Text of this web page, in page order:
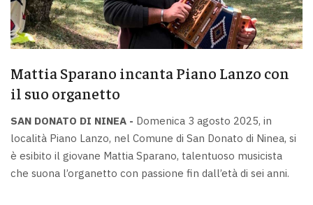
Mattia Sparano incanta Piano Lanzo con
il suo organetto
SAN DONATO DI NINEA - Domenica 3 agosto 2025, in
località Piano Lanzo, nel Comune di San Donato di Ninea, si
è esibito il giovane Mattia Sparano, talentuoso musicista
che suona l’organetto con passione fin dall’età di sei anni.